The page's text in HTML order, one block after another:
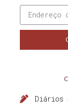
Diários